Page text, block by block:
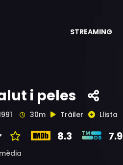
STREAMING
i peles
30m Tràiler Llista
8.3 7.9